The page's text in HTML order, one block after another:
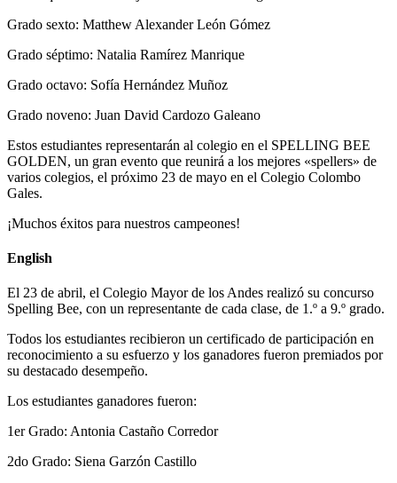
Grado sexto: Matthew Alexander León Gómez
Grado séptimo: Natalia Ramírez Manrique
Grado octavo: Sofía Hernández Muñoz
Grado noveno: Juan David Cardozo Galeano
Estos estudiantes representarán al colegio en el SPELLING BEE
GOLDEN, un gran evento que reunirá a los mejores «spellers» de
varios colegios, el próximo 23 de mayo en el Colegio Colombo
Gales.
¡Muchos éxitos para nuestros campeones!
English
El 23 de abril, el Colegio Mayor de los Andes realizó su concurso
Spelling Bee, con un representante de cada clase, de 1.º a 9.º grado.
Todos los estudiantes recibieron un certificado de participación en
reconocimiento a su esfuerzo y los ganadores fueron premiados por
su destacado desempeño.
Los estudiantes ganadores fueron:
1er Grado: Antonia Castaño Corredor
2do Grado: Siena Garzón Castillo